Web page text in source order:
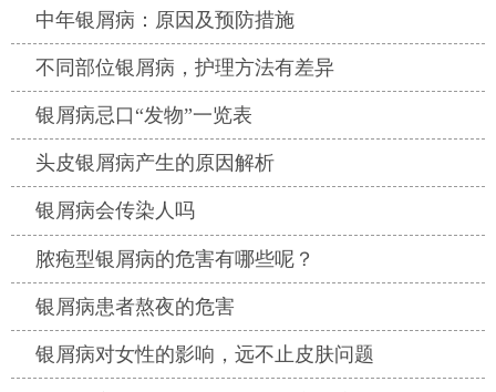
中年银屑病：原因及预防措施
不同部位银屑病，护理方法有差异
银屑病忌口“发物”一览表
头皮银屑病产生的原因解析
银屑病会传染人吗
脓疱型银屑病的危害有哪些呢？
银屑病患者熬夜的危害
银屑病对女性的影响，远不止皮肤问题